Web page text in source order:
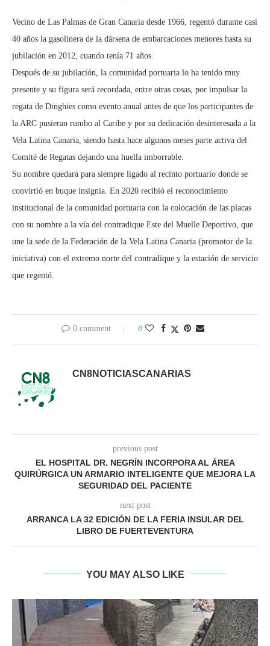
Vecino de Las Palmas de Gran Canaria desde 1966, regentó durante casi
40 años la gasolinera de la dársena de embarcaciones menores hasta su
jubilación en 2012, cuando tenía 71 años.
Después de su jubilación, la comunidad portuaria lo ha tenido muy
presente y su figura será recordada, entre otras cosas, por impulsar la
regata de Dinghies como evento anual antes de que los participantes de
la ARC pusieran rumbo al Caribe y por su dedicación desinteresada a la
Vela Latina Canaria, siendo hasta hace algunos meses parte activa del
Comité de Regatas dejando una huella imborrable.
Su nombre quedará para siempre ligado al recinto portuario donde se
convirtió en buque insignia. En 2020 recibió el reconocimiento
institucional de la comunidad portuaria con la colocación de las placas
con su nombre a la vía del contradique Este del Muelle Deportivo, que
une la sede de la Federación de la Vela Latina Canaria (promotor de la
iniciativa) con el extremo norte del contradique y la estación de servicio
que regentó.
0 comment 0
CN8NOTICIASCANARIAS
previous post
EL HOSPITAL DR. NEGRÍN INCORPORA AL ÁREA
QUIRÚRGICA UN ARMARIO INTELIGENTE QUE MEJORA LA
SEGURIDAD DEL PACIENTE
next post
ARRANCA LA 32 EDICIÓN DE LA FERIA INSULAR DEL
LIBRO DE FUERTEVENTURA
YOU MAY ALSO LIKE